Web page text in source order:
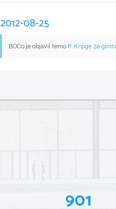
2012-08-25
BOCo je objavil temo P: Knjige za
901